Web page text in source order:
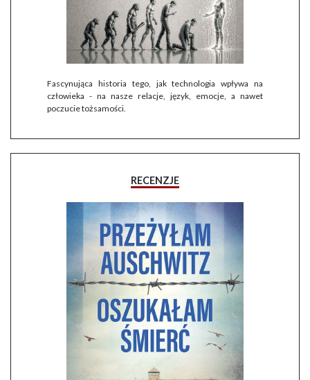
Fascynująca historia tego, jak technologia wpływa na
człowieka - na nasze relacje, język, emocje, a nawet
poczucie tożsamości.
RECENZJE